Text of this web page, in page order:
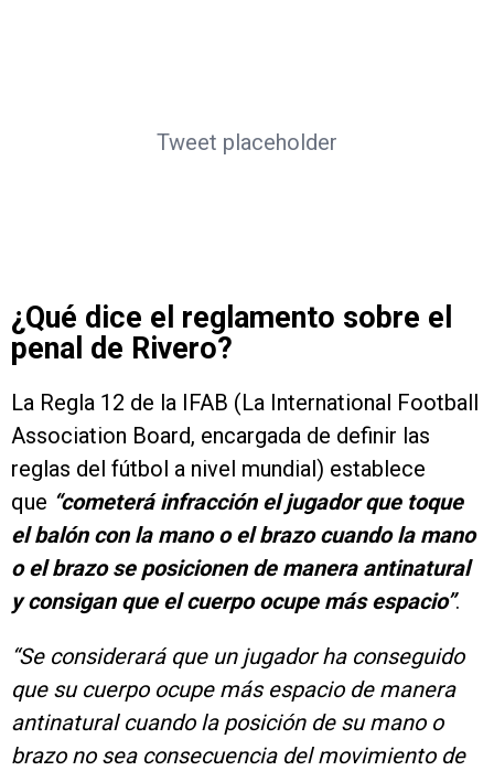
Tweet placeholder
¿Qué dice el reglamento sobre el
penal de Rivero?
La Regla 12 de la IFAB (La International Football
Association Board, encargada de definir las
reglas del fútbol a nivel mundial) establece
que “cometerá infracción el jugador que toque
el balón con la mano o el brazo cuando la mano
o el brazo se posicionen de manera antinatural
y consigan que el cuerpo ocupe más espacio”.
“Se considerará que un jugador ha conseguido
que su cuerpo ocupe más espacio de manera
antinatural cuando la posición de su mano o
brazo no sea consecuencia del movimiento de